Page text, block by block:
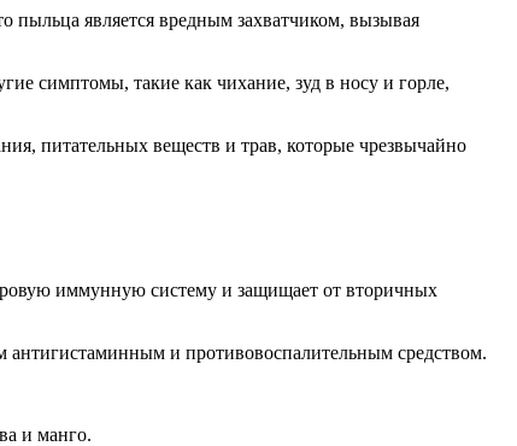
пыльца является вредным захватчиком, вызывая
симптомы, такие как чихание, зуд в носу и горле,
питательных веществ и трав, которые чрезвычайно
иммунную систему и защищает от вторичных
и противовоспалительным средством.
и манго.